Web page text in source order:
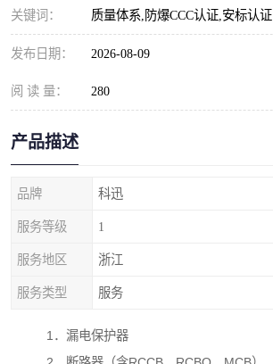
关键词： 质量体系,防爆CCC认证,安标认证
发布日期： 2026-08-09
阅 读 量： 280
产品描述
品牌 科迅
服务等级 1
服务地区 浙江
服务类型 服务
1．漏电保护器